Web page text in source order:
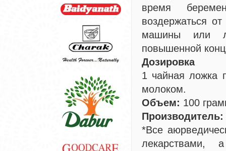
время
воздержаться
машины или
повышенной
Дозировка
1 чайная ложка
молоком.
Объем: 100
Производитель:
*Все
лекарствами,